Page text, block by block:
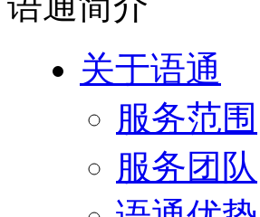
关于语通
服务范围
服务团队